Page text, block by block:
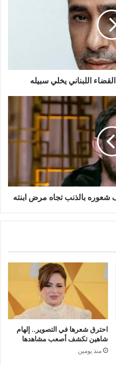
اللبناني يخلي سبيله
بالذنب تجاه مرض ابنته
احترق شعرها في التصوير.. إلهام
شاهين تكشف أصعب مشاهدها
منذ يومين